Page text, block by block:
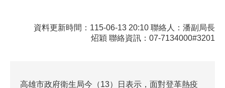
資料更新時間：115-06-13 20:10 聯絡人：潘副局長
炤穎 聯絡資訊：07-7134000#3201
高雄市政府衛生局今（13）日表示，面對登革熱疫